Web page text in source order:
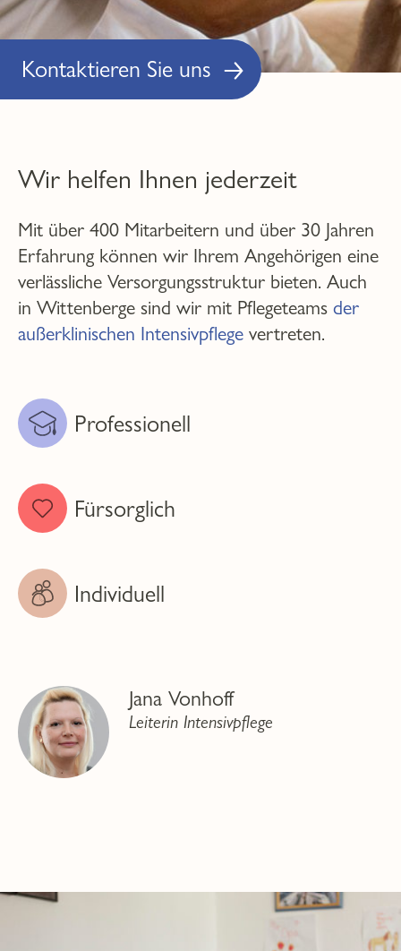
Kontaktieren Sie uns
Wir helfen Ihnen jederzeit
Mit über 400 Mitarbeitern und über 30 Jahren
Erfahrung können wir Ihrem Angehörigen eine
verlässliche Versorgungsstruktur bieten. Auch
in Wittenberge sind wir mit Pflegeteams der
außerklinischen Intensivpflege vertreten.
Professionell
Fürsorglich
Individuell
Jana Vonhoff
Leiterin Intensivpflege